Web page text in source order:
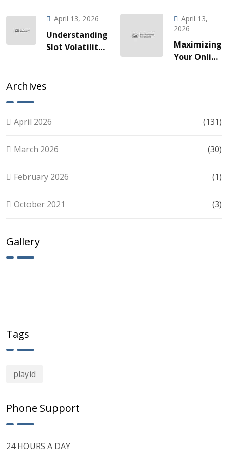
Gaming
Vožnje
Slotova i
à une
odyssée
de gains
fulgurants
April 13, 2026
Understanding
Slot Volatility:
April 13,
2026
Maximizing
Your Online
Archives
April 2026 (131)
March 2026 (30)
February 2026 (1)
October 2021 (3)
Gallery
Tags
playid
Phone Support
24 HOURS A DAY